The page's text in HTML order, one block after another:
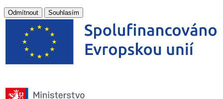
Odmítnout Souhlasím